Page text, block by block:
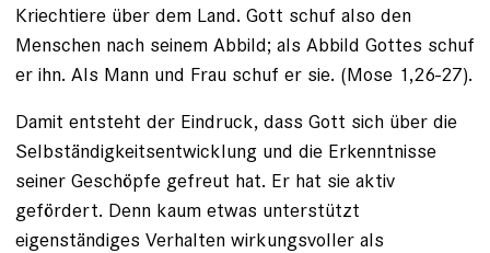
Kriechtiere über dem Land. Gott schuf also den
Menschen nach seinem Abbild; als Abbild Gottes schuf
er ihn. Als Mann und Frau schuf er sie. (Mose 1,26-27).
Damit entsteht der Eindruck, dass Gott sich über die
Selbständigkeitsentwicklung und die Erkenntnisse
seiner Geschöpfe gefreut hat. Er hat sie aktiv
gefördert. Denn kaum etwas unterstützt
eigenständiges Verhalten wirkungsvoller als